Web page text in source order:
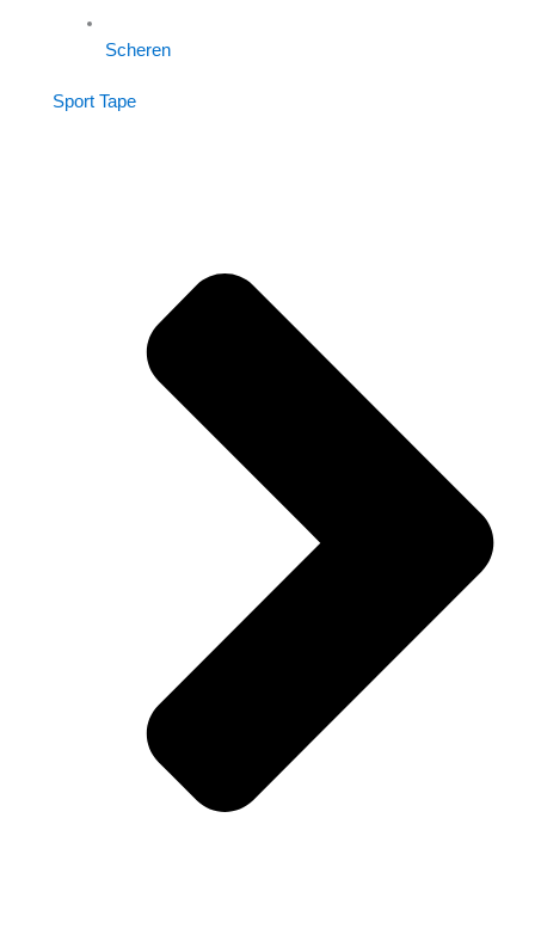
Scheren
Sport Tape